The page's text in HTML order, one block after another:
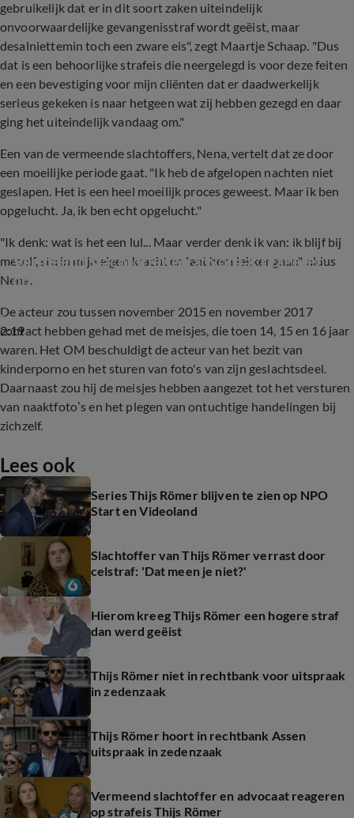
gebruikelijk dat er in dit soort zaken uiteindelijk
onvoorwaardelijke gevangenisstraf wordt geëist, maar
desalniettemin toch een zware eis", zegt Maartje Schaap. "Dus
dat is een behoorlijke strafeis die neergelegd is voor deze feiten
en een bevestiging voor mijn cliënten dat er daadwerkelijk
serieus gekeken is naar hetgeen wat zij hebben gezegd en daar
ging het uiteindelijk vandaag om."
Een van de vermeende slachtoffers, Nena, vertelt dat ze door
een moeilijke periode gaat. "Ik heb de afgelopen nachten niet
geslapen. Het is een heel moeilijk proces geweest. Maar ik ben
opgelucht. Ja, ik ben echt opgelucht."
"Ik denk: wat is het een lul... Maar verder denk ik van: ik blijf bij
mezelf, sta in mijn eigen kracht en laat hem lekker gaan", aldus
Nena.
2:19
Vermeend slachtoffer en advocaat reageren
op strafeis Thijs Romer
De acteur zou tussen november 2015 en november 2017
contact hebben gehad met de meisjes, die toen 14, 15 en 16 jaar
waren. Het OM beschuldigt de acteur van het bezit van
kinderporno en het sturen van foto's van zijn geslachtsdeel.
Daarnaast zou hij de meisjes hebben aangezet tot het versturen
van naaktfoto’s en het plegen van ontuchtige handelingen bij
zichzelf.
Lees ook
Series Thijs Römer blijven te zien op NPO
Start en Videoland
Slachtoffer van Thijs Römer verrast door
celstraf: 'Dat meen je niet?'
Hierom kreeg Thijs Römer een hogere straf
dan werd geëist
Thijs Römer niet in rechtbank voor uitspraak
in zedenzaak
Thijs Römer hoort in rechtbank Assen
uitspraak in zedenzaak
Vermeend slachtoffer en advocaat reageren
op strafeis Thijs Römer